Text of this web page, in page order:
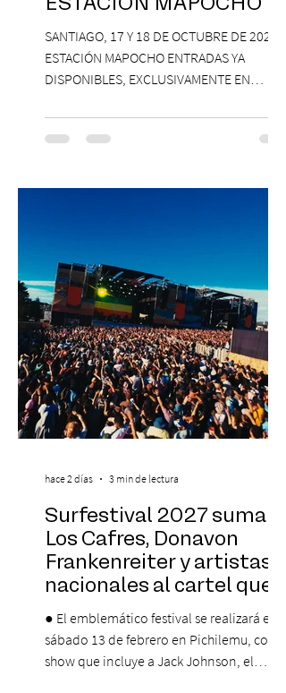
ESTACIÓN MAPOCHO
SANTIAGO, 17 Y 18 DE OCTUBRE DE 2026,
ESTACIÓN MAPOCHO ENTRADAS YA
DISPONIBLES, EXCLUSIVAMENTE EN
con una edición renovada que reunirá
yoga, bienestar y vida consciente, con la
Antonella Orsini, Yoga Woman y más
Centro Cultural Estación Mapocho, espacio
que albergará durante dos jornadas una
pro
Surfestival 2027 suma a
Los Cafres, Donavon
Frankenreiter y artistas
nacionales al cartel que
encabeza Jack Johnson
● El emblemático festival se realizará el
sábado 13 de febrero en Pichilemu, con un
show que incluye a Jack Johnson, el
hace 2 días 3 min de lectura